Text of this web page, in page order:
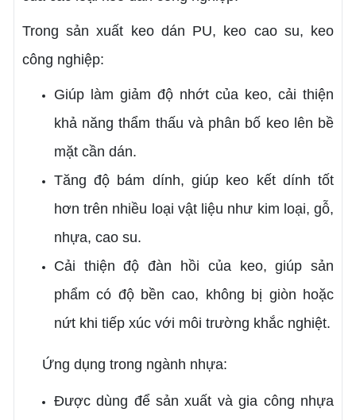
Trong sản xuất keo dán PU, keo cao su, keo
công nghiệp:
Giúp làm giảm độ nhớt của keo, cải thiện
khả năng thẩm thấu và phân bố keo lên bề
mặt cần dán.
Tăng độ bám dính, giúp keo kết dính tốt
hơn trên nhiều loại vật liệu như kim loại, gỗ,
nhựa, cao su.
Cải thiện độ đàn hồi của keo, giúp sản
phẩm có độ bền cao, không bị giòn hoặc
nứt khi tiếp xúc với môi trường khắc nghiệt.
Ứng dụng trong ngành nhựa:
Được dùng để sản xuất và gia công nhựa